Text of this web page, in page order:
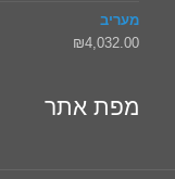
מעריב
₪4,032.00
מפת אתר